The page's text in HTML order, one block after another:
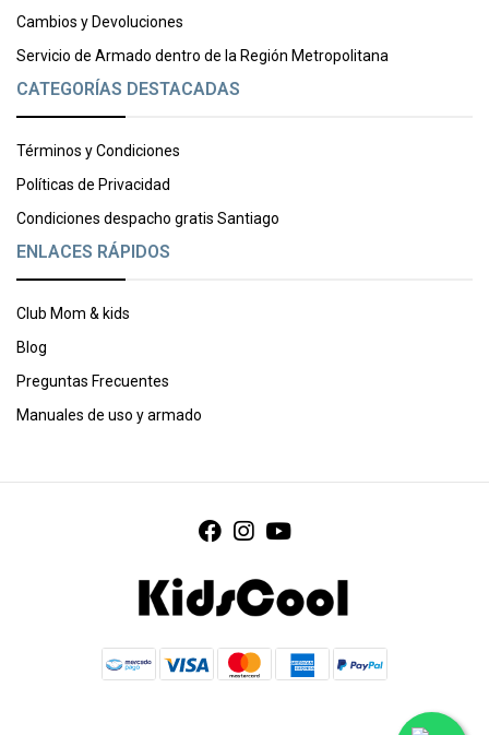
Cambios y Devoluciones
Servicio de Armado dentro de la Región Metropolitana
CATEGORÍAS DESTACADAS
Términos y Condiciones
Políticas de Privacidad
Condiciones despacho gratis Santiago
ENLACES RÁPIDOS
Club Mom & kids
Blog
Preguntas Frecuentes
Manuales de uso y armado